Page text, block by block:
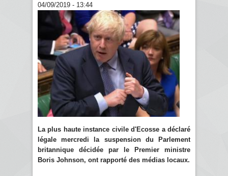
04/09/2019 - 13:44
La plus haute instance civile d'Ecosse a déclaré
légale mercredi la suspension du Parlement
britannique décidée par le Premier ministre
Boris Johnson, ont rapporté des médias locaux.